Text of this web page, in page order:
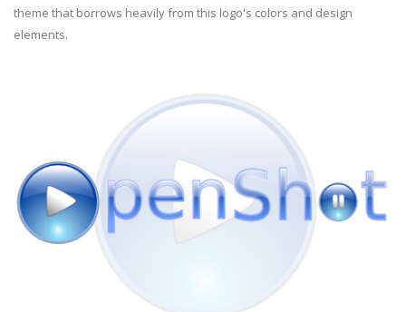
theme that borrows heavily from this logo's colors and design
elements.